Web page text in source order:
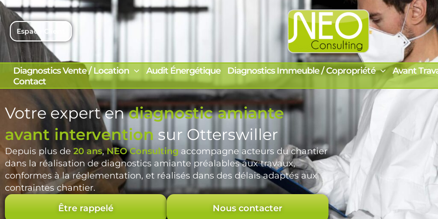
Aller
au
contenuEspace Client
Diagnostics Vente / Location Audit Énergétique Diagnostics Immeuble / Copropriété
Avant
Contact
Votre expert endiagnostic amiante
avant intervention sur Otterswiller
Depuis plus de 20 ans,NEO Consulting accompagne acteurs du chantier
dans la réalisation de diagnostics amiante préalables aux travaux,
conformes à la réglementation, et réalisés dans des délais adaptés aux
contraintes chantier.
Être rappelé
Nous contacter